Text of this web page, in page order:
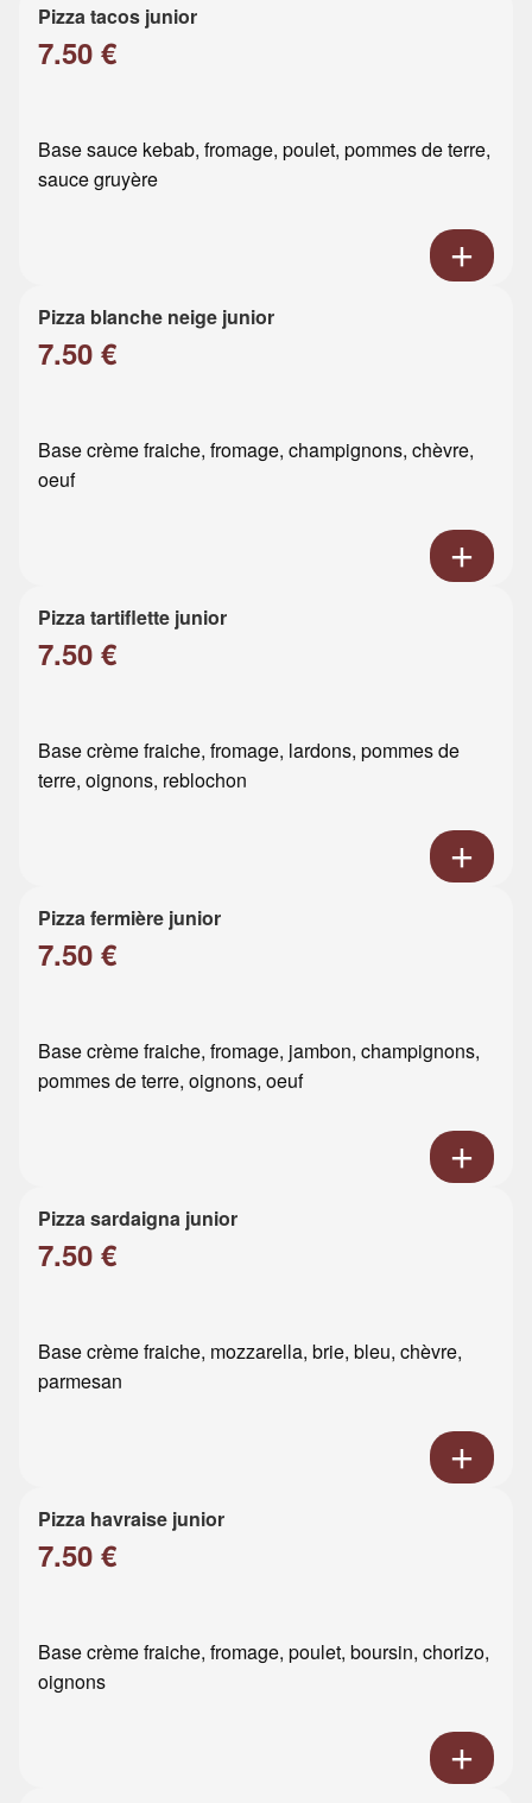
Pizza tacos junior
7.50 €
Base sauce kebab, fromage, poulet, pommes de terre,
sauce gruyère
Pizza blanche neige junior
7.50 €
Base crème fraiche, fromage, champignons, chèvre,
oeuf
Pizza tartiflette junior
7.50 €
Base crème fraiche, fromage, lardons, pommes de
terre, oignons, reblochon
Pizza fermière junior
7.50 €
Base crème fraiche, fromage, jambon, champignons,
pommes de terre, oignons, oeuf
Pizza sardaigna junior
7.50 €
Base crème fraiche, mozzarella, brie, bleu, chèvre,
parmesan
Pizza havraise junior
7.50 €
Base crème fraiche, fromage, poulet, boursin, chorizo,
oignons